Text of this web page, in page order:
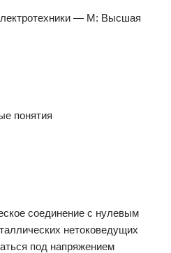
— М: Высшая
понятия
соединение с нулевым
нетоковедущих
под напряжением